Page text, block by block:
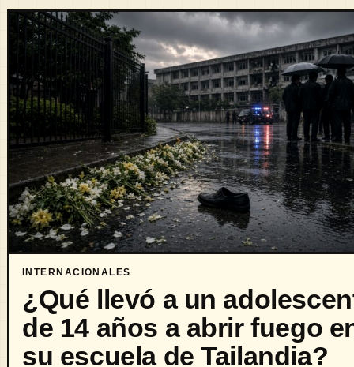
INTERNACIONALES
¿Qué llevó a un
de 14 años a abrir fuego
su escuela de Tailandia?